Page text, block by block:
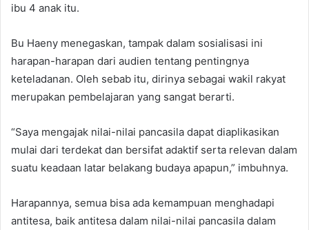
ibu 4 anak itu.
Bu Haeny menegaskan, tampak dalam sosialisasi ini
harapan-harapan dari audien tentang pentingnya
keteladanan. Oleh sebab itu, dirinya sebagai wakil rakyat
merupakan pembelajaran yang sangat berarti.
“Saya mengajak nilai-nilai pancasila dapat diaplikasikan
mulai dari terdekat dan bersifat adaktif serta relevan dalam
suatu keadaan latar belakang budaya apapun,” imbuhnya.
Harapannya, semua bisa ada kemampuan menghadapi
antitesa, baik antitesa dalam nilai-nilai pancasila dalam